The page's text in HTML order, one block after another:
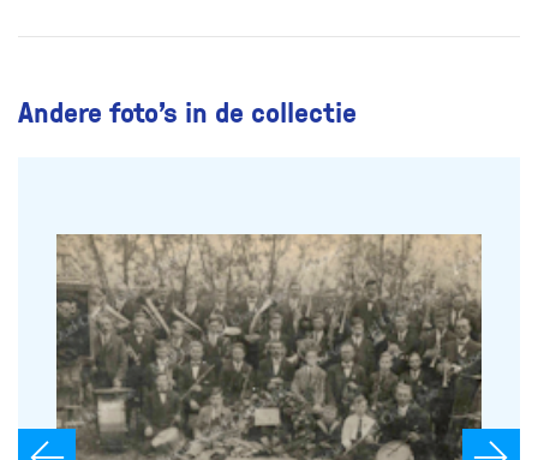
Andere foto’s in de collectie